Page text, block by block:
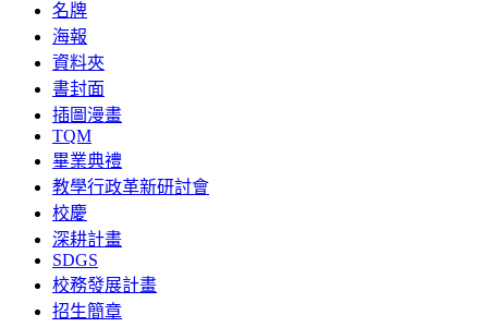
名牌
海報
資料夾
書封面
插圖漫畫
TQM
畢業典禮
教學行政革新研討會
校慶
深耕計畫
SDGS
校務發展計畫
招生簡章